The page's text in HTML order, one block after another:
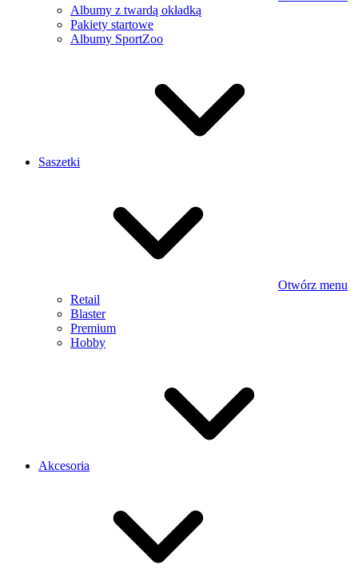
Albumy z twardą okładką
Pakiety startowe
Albumy SportZoo
Saszetki
Otwórz menu
Retail
Blaster
Premium
Hobby
Akcesoria